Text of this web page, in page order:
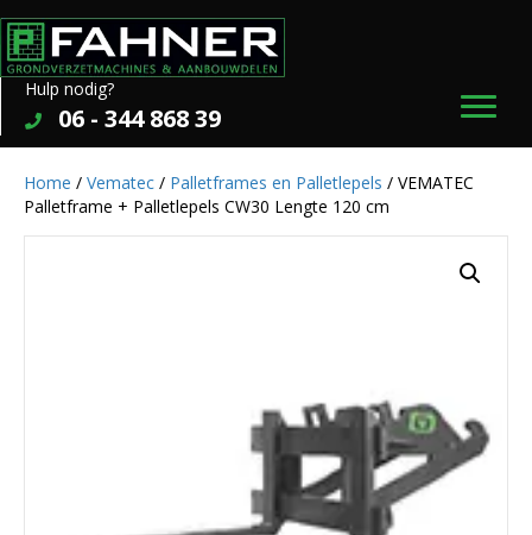
Hulp nodig?
06 - 344 868 39
Home / Vematec / Palletframes en Palletlepels / VEMATEC
Palletframe + Palletlepels CW30 Lengte 120 cm